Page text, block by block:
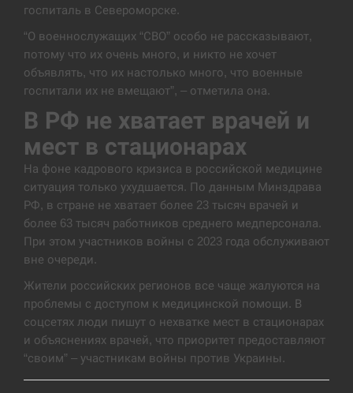
11:23
Россияне ударили “Бардеролями” по Харькову,
ЩЕ...
госпиталь в Североморске.
“О военнослужащих “СВО” особо не рассказывают,
потому что их очень много, и никто не хочет
объявлять, что их настолько много, что военные
госпитали их не вмещают”, – отметила она.
В РФ не хватает врачей и
мест в стационарах
На фоне кадрового кризиса в российской медицине
ситуация только ухудшается. По данным Минздрава
РФ, в стране не хватает более 23 тысяч врачей и
более 63 тысяч работников среднего медперсонала.
При этом участников войны с 2023 года обслуживают
вне очереди.
Жители российских регионов все чаще жалуются на
проблемы с доступом к медицинской помощи. В
соцсетях люди пишут о нехватке мест в стационарах
и объяснениях врачей, что приоритет предоставляют
“своим” – участникам войны против Украины.